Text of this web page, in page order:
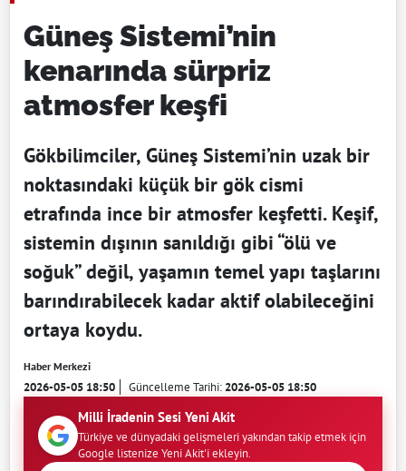
Güneş Sistemi’nin
kenarında sürpriz
atmosfer keşfi
Gökbilimciler, Güneş Sistemi’nin uzak bir
noktasındaki küçük bir gök cismi
etrafında ince bir atmosfer keşfetti. Keşif,
sistemin dışının sanıldığı gibi “ölü ve
soğuk” değil, yaşamın temel yapı taşlarını
barındırabilecek kadar aktif olabileceğini
ortaya koydu.
Haber Merkezi
2026-05-05 18:50 Güncelleme Tarihi:2026-05-05 18:50
Milli İradenin Sesi Yeni Akit
Türkiye ve dünyadaki gelişmeleri yakından takip etmek için
Google listenize Yeni Akit'i ekleyin.